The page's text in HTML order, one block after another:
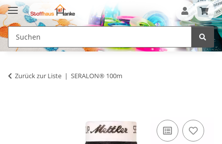
Zurück zur Liste SERALON® 100m